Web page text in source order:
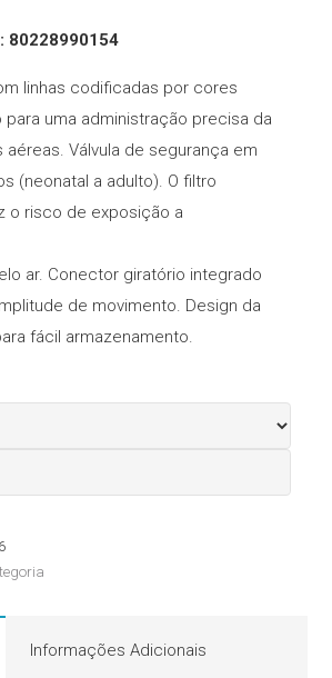
80228990154
linhas codificadas por cores
para uma administração precisa da
aéreas. Válvula de segurança em
(neonatal a adulto). O filtro
o risco de exposição a
ar. Conector giratório integrado
de movimento. Design da
fácil armazenamento.
Informações Adicionais